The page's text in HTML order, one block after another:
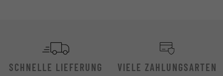
SCHNELLE LIEFERUNG VIELE ZAHLUNGSARTEN